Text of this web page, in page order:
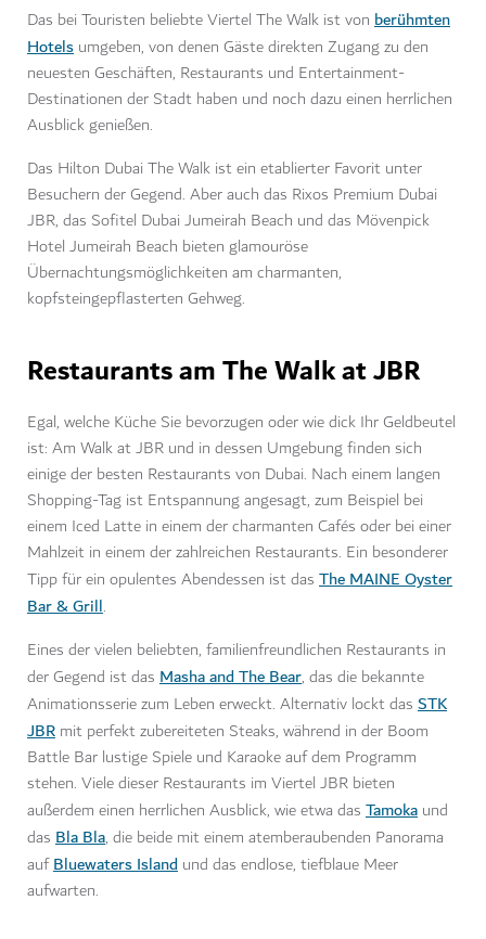
Das bei Touristen beliebte Viertel The Walk ist von berühmten
Hotels umgeben, von denen Gäste direkten Zugang zu den
neuesten Geschäften, Restaurants und Entertainment-
Destinationen der Stadt haben und noch dazu einen herrlichen
Ausblick genießen.
Das Hilton Dubai The Walk ist ein etablierter Favorit unter
Besuchern der Gegend. Aber auch das Rixos Premium Dubai
JBR, das Sofitel Dubai Jumeirah Beach und das Mövenpick
Hotel Jumeirah Beach bieten glamouröse
Übernachtungsmöglichkeiten am charmanten,
kopfsteingepflasterten Gehweg.
Restaurants am The Walk at JBR
Egal, welche Küche Sie bevorzugen oder wie dick Ihr Geldbeutel
ist: Am Walk at JBR und in dessen Umgebung finden sich
einige der besten Restaurants von Dubai. Nach einem langen
Shopping-Tag ist Entspannung angesagt, zum Beispiel bei
einem Iced Latte in einem der charmanten Cafés oder bei einer
Mahlzeit in einem der zahlreichen Restaurants. Ein besonderer
Tipp für ein opulentes Abendessen ist das The MAINE Oyster
Bar & Grill.
Eines der vielen beliebten, familienfreundlichen Restaurants in
der Gegend ist das Masha and The Bear, das die bekannte
Animationsserie zum Leben erweckt. Alternativ lockt das STK
JBR mit perfekt zubereiteten Steaks, während in der Boom
Battle Bar lustige Spiele und Karaoke auf dem Programm
stehen. Viele dieser Restaurants im Viertel JBR bieten
außerdem einen herrlichen Ausblick, wie etwa das Tamoka und
das Bla Bla, die beide mit einem atemberaubenden Panorama
aufBluewaters Island und das endlose, tiefblaue Meer
aufwarten.